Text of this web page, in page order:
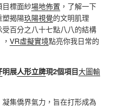
目標面紗場地佈置 ，了解一下
塑揭陽玖陽視覺的文明肌理
受百分之八十七點八八的結構
VR虛擬實境點亮你我日常的
明展人形立牌現2個項目大圖輸
集僑界氣力，旨在打形成為